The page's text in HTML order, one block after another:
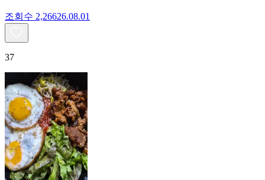
조회수 2,26626.08.01
37